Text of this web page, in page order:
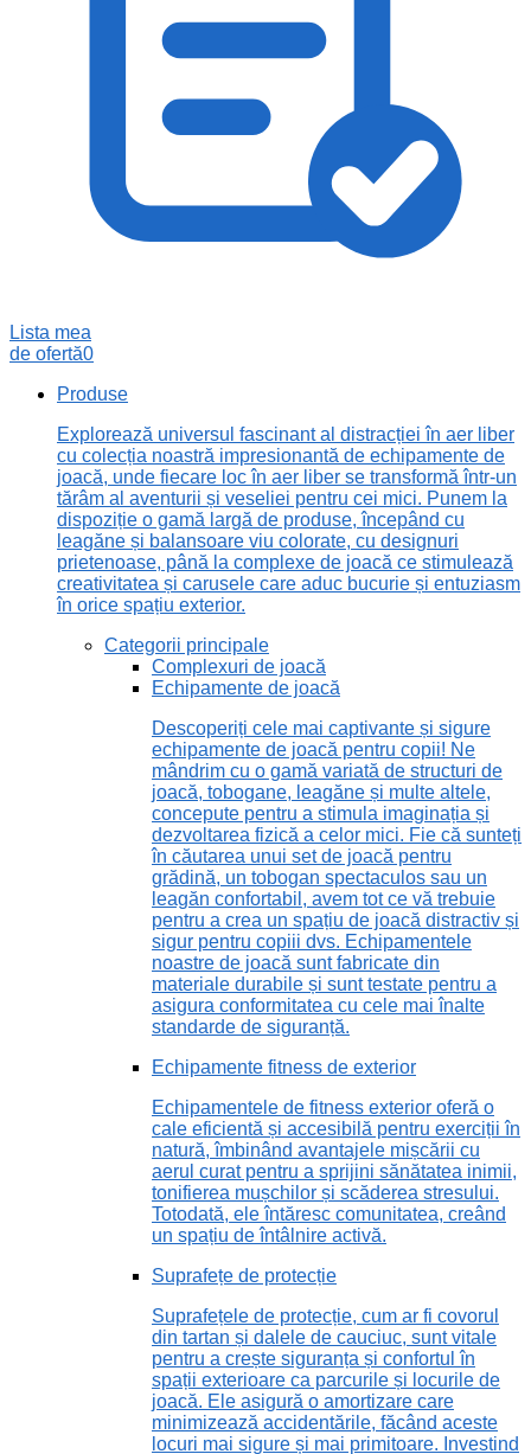
Lista mea
de ofertă0
Produse
Explorează universul fascinant al distracției în aer liber
cu colecția noastră impresionantă de echipamente de
joacă, unde fiecare loc în aer liber se transformă într-un
tărâm al aventurii și veseliei pentru cei mici. Punem la
dispoziție o gamă largă de produse, începând cu
leagăne și balansoare viu colorate, cu designuri
prietenoase, până la complexe de joacă ce stimulează
creativitatea și carusele care aduc bucurie și entuziasm
în orice spațiu exterior.
Categorii principale
Complexuri de joacă
Echipamente de joacă
Descoperiți cele mai captivante și sigure
echipamente de joacă pentru copii! Ne
mândrim cu o gamă variată de structuri de
joacă, tobogane, leagăne și multe altele,
concepute pentru a stimula imaginația și
dezvoltarea fizică a celor mici. Fie că sunteți
în căutarea unui set de joacă pentru
grădină, un tobogan spectaculos sau un
leagăn confortabil, avem tot ce vă trebuie
pentru a crea un spațiu de joacă distractiv și
sigur pentru copiii dvs. Echipamentele
noastre de joacă sunt fabricate din
materiale durabile și sunt testate pentru a
asigura conformitatea cu cele mai înalte
standarde de siguranță.
Echipamente fitness de exterior
Echipamentele de fitness exterior oferă o
cale eficientă și accesibilă pentru exerciții în
natură, îmbinând avantajele mișcării cu
aerul curat pentru a sprijini sănătatea inimii,
tonifierea mușchilor și scăderea stresului.
Totodată, ele întăresc comunitatea, creând
un spațiu de întâlnire activă.
Suprafețe de protecție
Suprafețele de protecție, cum ar fi covorul
din tartan și dalele de cauciuc, sunt vitale
pentru a crește siguranța și confortul în
spații exterioare ca parcurile și locurile de
joacă. Ele asigură o amortizare care
minimizează accidentările, făcând aceste
locuri mai sigure și mai primitoare. Investind